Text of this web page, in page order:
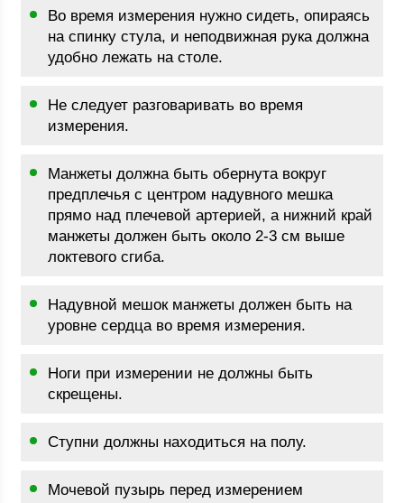
Во время измерения нужно сидеть, опираясь
на спинку стула, и неподвижная рука должна
удобно лежать на столе.
Не следует разговаривать во время
измерения.
Манжеты должна быть обернута вокруг
предплечья с центром надувного мешка
прямо над плечевой артерией, а нижний край
манжеты должен быть около 2-3 см выше
локтевого сгиба.
Надувной мешок манжеты должен быть на
уровне сердца во время измерения.
Ноги при измерении не должны быть
скрещены.
Ступни должны находиться на полу.
Мочевой пузырь перед измерением